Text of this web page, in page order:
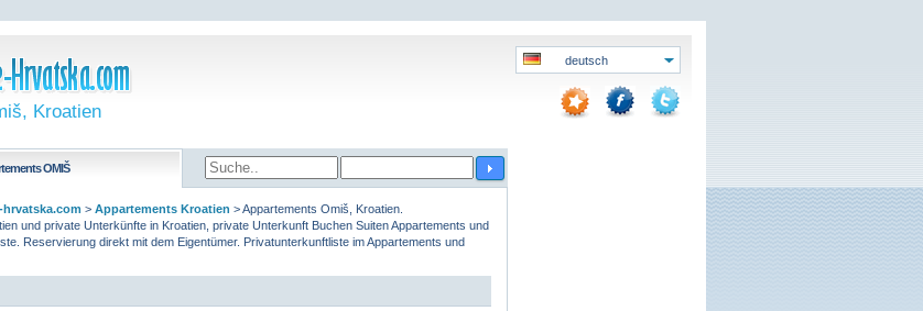
Kroatien
deutsch
OMIŠ
> Appartements Kroatien >Appartements Omiš, Kroatien.
und private Unterkünfte in Kroatien, private Unterkunft Buchen Suiten Appartements und
Reservierung direkt mit dem Eigentümer. Privatunterkunftliste im Appartements und